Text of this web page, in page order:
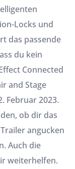
Locks und
das passende
du kein
Connected
and Stage
Februar 2023.
ob dir das
angucken
Auch die
weiterhelfen.